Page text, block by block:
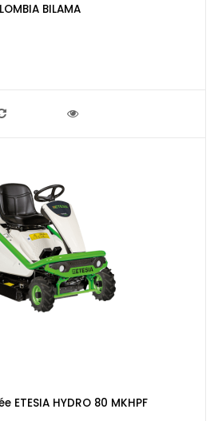
BILAMA
HYDRO 80 MKHPF